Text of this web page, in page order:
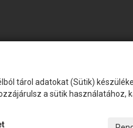
tárol adatokat (Sütik)
a sütik használatához,